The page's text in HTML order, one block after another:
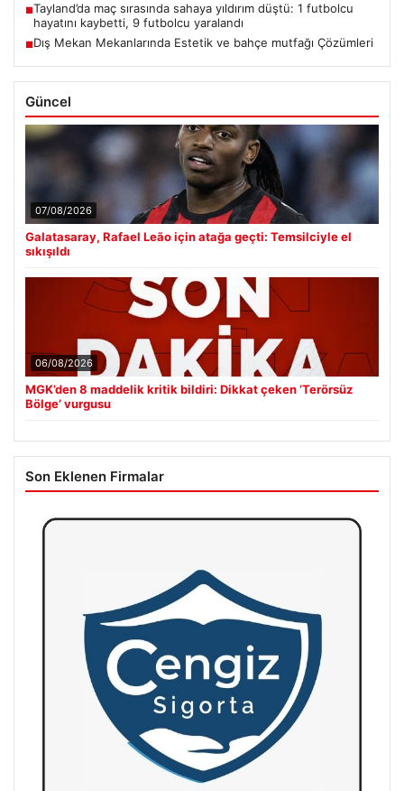
■Tayland’da maç sırasında sahaya yıldırım düştü: 1 futbolcu
hayatını kaybetti, 9 futbolcu yaralandı
■Dış Mekan Mekanlarında Estetik ve bahçe mutfağı Çözümleri
Güncel
07/08/2026
Galatasaray, Rafael Leão için atağa geçti: Temsilciyle el
sıkışıldı
06/08/2026
MGK’den 8 maddelik kritik bildiri: Dikkat çeken ‘Terörsüz
Bölge’ vurgusu
Son Eklenen Firmalar